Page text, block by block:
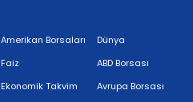
Amerikan Borsaları
Faiz
Ekonomik Takvim
Dünya
ABD Borsası
Avrupa Borsası